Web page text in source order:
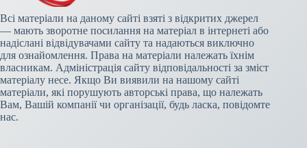
Всі матеріали на даному сайті взяті з відкритих джерел
— мають зворотне посилання на матеріал в інтернеті або
надіслані відвідувачами сайту та надаються виключно
для ознайомлення. Права на матеріали належать їхнім
власникам. Адміністрація сайту відповідальності за зміст
матеріалу несе. Якщо Ви виявили на нашому сайті
матеріали, які порушують авторські права, що належать
Вам, Вашій компанії чи організації, будь ласка, повідомте
нас.